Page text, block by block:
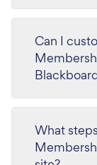
Can I
What